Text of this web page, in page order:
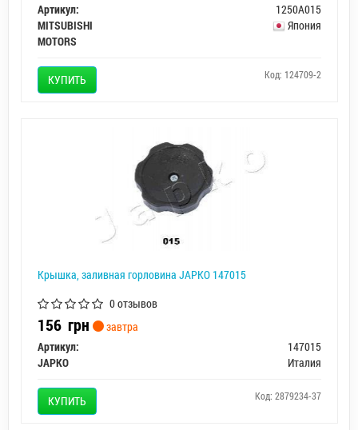
Артикул:
1250A015
MITSUBISHI
MOTORS
Япония
КУПИТЬ Код: 124709-2
Крышка, заливная горловина JAPKO 147015
0 отзывов
156 грн
завтра
Артикул:
147015
JAPKO
Италия
КУПИТЬ Код: 2879234-37